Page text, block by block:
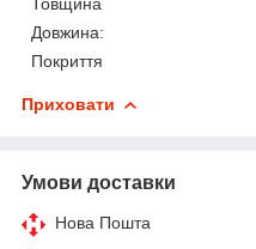
Довжина:
Покриття
Приховати
Умови доставки
Нова Пошта